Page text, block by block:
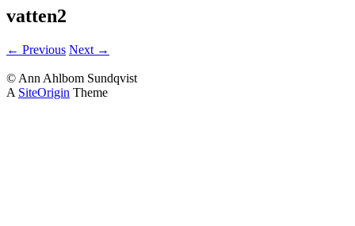
vatten2
← Previous Next →
© Ann Ahlbom Sundqvist
A SiteOrigin Theme